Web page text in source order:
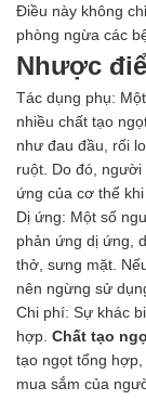
Điều này không
phòng ngừa các
Nhược
Tác dụng phụ:
nhiều chất tạo
như đau đầu, rối
ruột. Do đó,
ứng của cơ thể
Dị ứng: Một số
phản ứng dị ứng,
thở, sưng mặt.
nên ngừng sử
Chi phí: Sự khác
hợp. Chất tạo
tạo ngọt tổng
mua sắm của